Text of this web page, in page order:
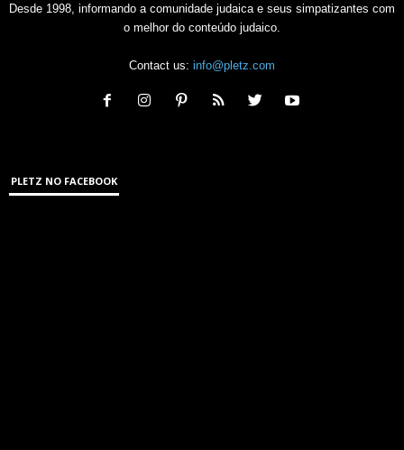
Desde 1998, informando a comunidade judaica e seus simpatizantes com
o melhor do conteúdo judaico.
Contact us: info@pletz.com
PLETZ NO FACEBOOK